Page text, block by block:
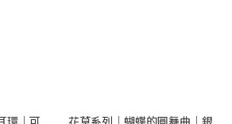
環｜可
花草系列｜蝴蝶的圓舞曲｜銀